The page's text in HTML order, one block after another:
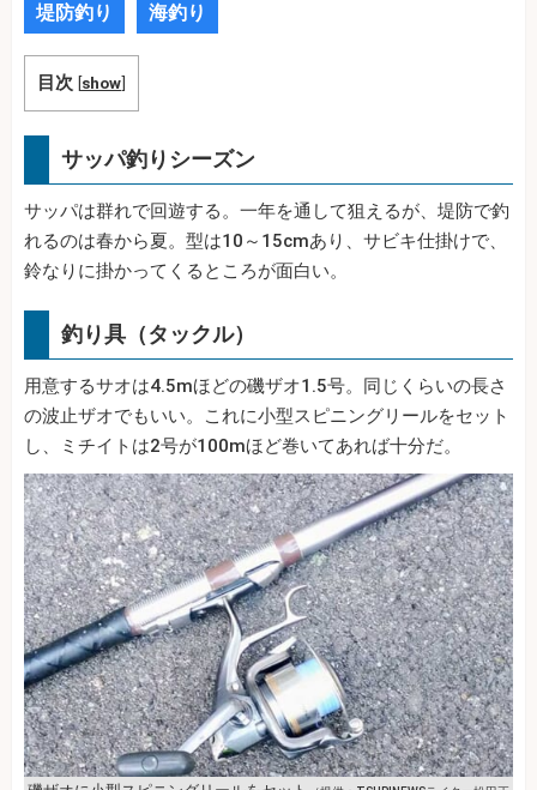
堤防釣り 海釣り
目次 [show]
サッパ釣りシーズン
サッパは群れで回遊する。一年を通して狙えるが、堤防で釣
れるのは春から夏。型は10～15cmあり、サビキ仕掛けで、
鈴なりに掛かってくるところが面白い。
釣り具（タックル）
用意するサオは4.5mほどの磯ザオ1.5号。同じくらいの長さ
の波止ザオでもいい。これに小型スピニングリールをセット
し、ミチイトは2号が100mほど巻いてあれば十分だ。